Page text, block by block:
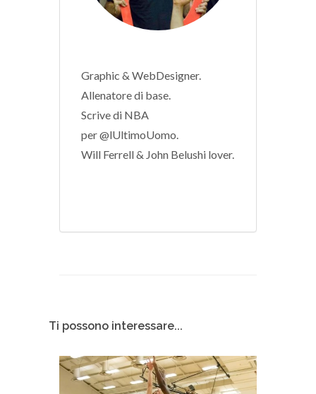
Graphic & WebDesigner.
Allenatore di base.
Scrive di NBA
per @lUltimoUomo.
Will Ferrell & John Belushi lover.
Ti possono interessare...